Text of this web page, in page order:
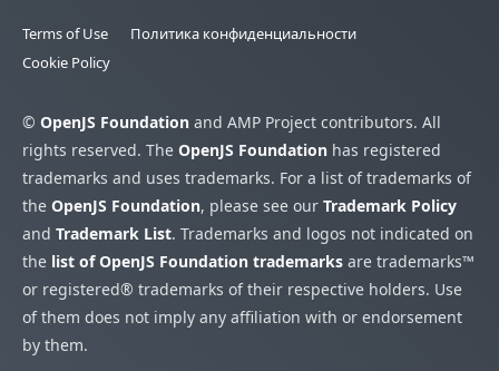
Terms of Use
Политика конфиденциальности
Cookie Policy
© OpenJS Foundation and AMP Project contributors. All
rights reserved. The OpenJS Foundation has registered
trademarks and uses trademarks. For a list of trademarks of
the OpenJS Foundation, please see our Trademark Policy
and Trademark List. Trademarks and logos not indicated on
the list of OpenJS Foundation trademarks are trademarks™
or registered® trademarks of their respective holders. Use
of them does not imply any affiliation with or endorsement
by them.